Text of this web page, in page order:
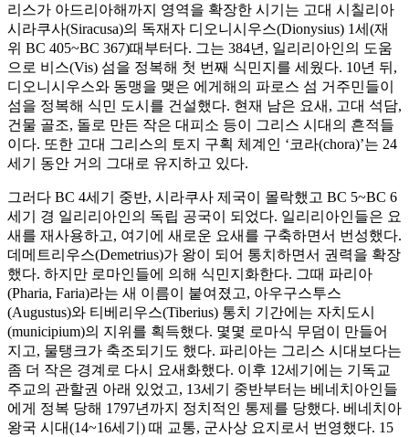
리스가 아드리아해까지 영역을 확장한 시기는 고대 시칠리아
시라쿠사(Siracusa)의 독재자 디오니시우스(Dionysius) 1세(재
위 BC 405~BC 367)때부터다. 그는 384년, 일리리아인의 도움
으로 비스(Vis) 섬을 정복해 첫 번째 식민지를 세웠다. 10년 뒤,
디오니시우스와 동맹을 맺은 에게해의 파로스 섬 거주민들이
섬을 정복해 식민 도시를 건설했다. 현재 남은 요새, 고대 석담,
건물 골조, 돌로 만든 작은 대피소 등이 그리스 시대의 흔적들
이다. 또한 고대 그리스의 토지 구획 체계인 ‘코라(chora)’는 24
세기 동안 거의 그대로 유지하고 있다.
그러다 BC 4세기 중반, 시라쿠사 제국이 몰락했고 BC 5~BC 6
세기 경 일리리아인의 독립 공국이 되었다. 일리리아인들은 요
새를 재사용하고, 여기에 새로운 요새를 구축하면서 번성했다.
데메트리우스(Demetrius)가 왕이 되어 통치하면서 권력을 확장
했다. 하지만 로마인들에 의해 식민지화한다. 그때 파리아
(Pharia, Faria)라는 새 이름이 붙여졌고, 아우구스투스
(Augustus)와 티베리우스(Tiberius) 통치 기간에는 자치도시
(municipium)의 지위를 획득했다. 몇몇 로마식 무덤이 만들어
지고, 물탱크가 축조되기도 했다. 파리아는 그리스 시대보다는
좀 더 작은 경계로 다시 요새화했다. 이후 12세기에는 기독교
주교의 관할권 아래 있었고, 13세기 중반부터는 베네치아인들
에게 정복 당해 1797년까지 정치적인 통제를 당했다. 베네치아
왕국 시대(14~16세기) 때 교통, 군사상 요지로서 번영했다. 15